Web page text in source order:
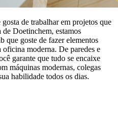
de trabalhar em projetos que
Doetinchem, estamos
que goste de fazer elementos
moderna. De paredes e
garante que tudo se encaixe
máquinas modernas, colegas
habilidade todos os dias.